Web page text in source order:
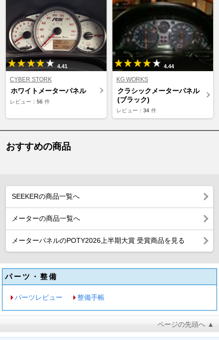
4.41
CYBER STORK
ホワイトメーターパネル
レビュー： 56 件
4.44
KG WORKS
クラシックメーターパネル
(ブラック)
レビュー： 34 件
おすすめの商品
SEEKERの商品一覧へ
メーターの商品一覧へ
メーターパネルのPOTY2026上半期大賞 受賞商品を見る
パーツ・整備
パーツレビュー 整備手帳
ページの先頭へ ▲